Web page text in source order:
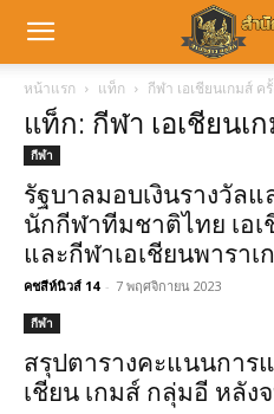
หน้าแรก แท็ก กีฬา เอเชียนเกมส์ ค
แท็ก: กีฬา เอเชียนเ
กีฬา
รัฐบาลมอบเงินรางวัล
นักกีฬาทีมชาติไทย เอเ
และกีฬาเอเชียนพาราเ
คชสีห์นิวส์ 14 - 7 พฤศจิกายน 2023
กีฬา
สรุปตารางคะแนนการ
เชียน เกมส์ กลุ่มอี หลัง